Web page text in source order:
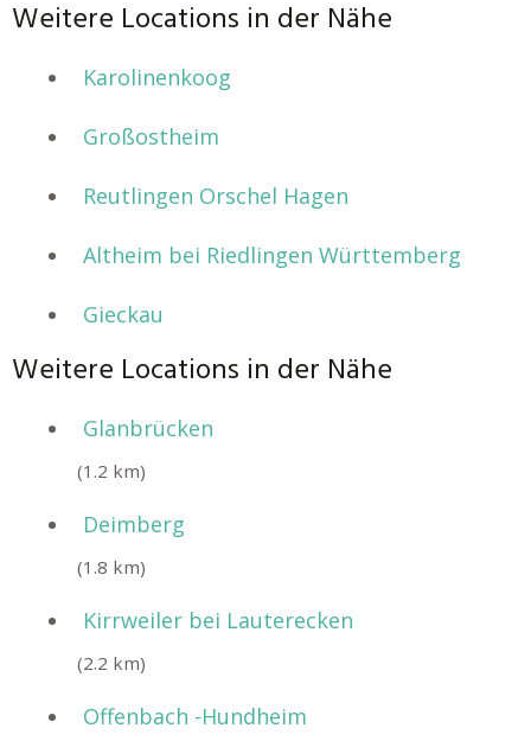
Weitere Locations in der Nähe
Karolinenkoog
Großostheim
Reutlingen Orschel Hagen
Altheim bei Riedlingen Württemberg
Gieckau
Weitere Locations in der Nähe
Glanbrücken
(1.2 km)
Deimberg
(1.8 km)
Kirrweiler bei Lauterecken
(2.2 km)
Offenbach -Hundheim